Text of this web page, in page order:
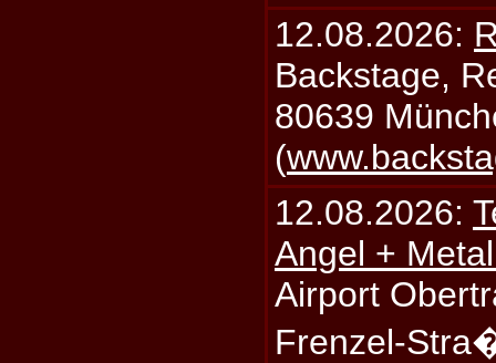
12.08.2026:
Backstage,
80639
(
12.08.2026:
Angel +
Airport
Frenzel-